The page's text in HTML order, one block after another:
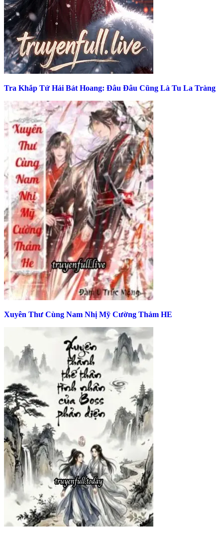
Tra Khắp Tứ Hải Bát Hoang: Đâu Đâu Cũng Là Tu La Tràng
Xuyên Thư Cùng Nam Nhị Mỹ Cường Thảm HE